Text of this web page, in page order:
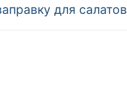
для салатов